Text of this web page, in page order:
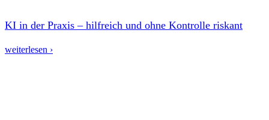
KI in der Praxis – hilfreich und ohne Kontrolle riskant
weiterlesen ›